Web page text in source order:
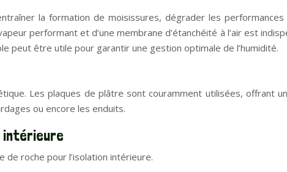
la formation de moisissures, dégrader les
performant et d’une membrane d’étanchéité à l’air est
peut être utile pour garantir une gestion optimale de l’humidité.
Les plaques de plâtre sont couramment utilisées, offrant
ou encore les enduits.
intérieure
roche pour l’isolation intérieure.